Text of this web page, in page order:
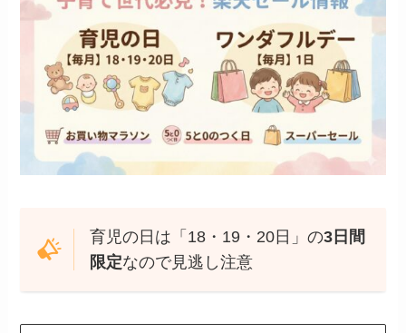
育児の日は「18・19・20日」の3日間
限定なので見逃し注意